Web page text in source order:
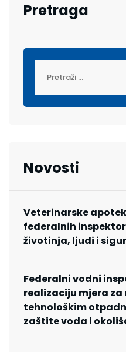
Pretraga
Novosti
Veterinarske
federalnih
životinja, ljudi i
Federalni vodni
realizaciju mjera
tehnološkim
zaštite voda i